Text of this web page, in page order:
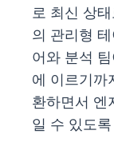
로 최신 상
의 관리형
어와 분석
에 이르기까
환하면서 엔
일 수 있도